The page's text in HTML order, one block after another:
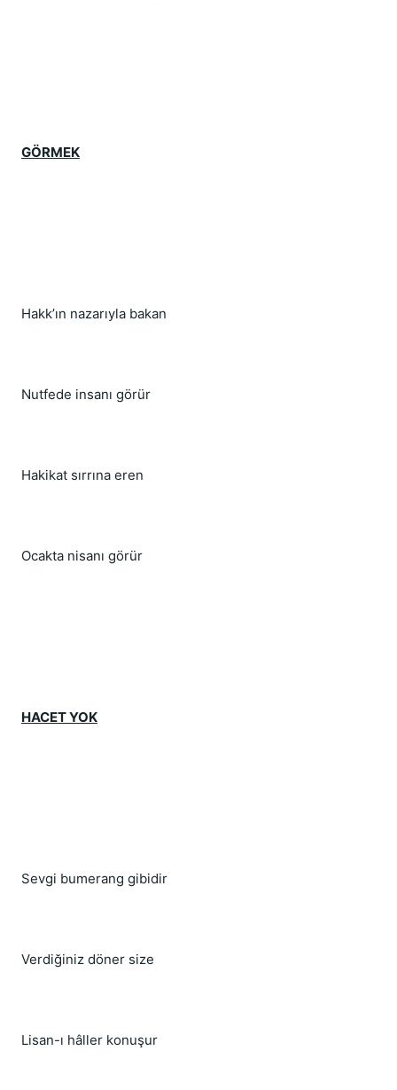
GÖRMEK
Hakk’ın nazarıyla bakan
Nutfede insanı görür
Hakikat sırrına eren
Ocakta nisanı görür
HACET YOK
Sevgi bumerang gibidir
Verdiğiniz döner size
Lisan-ı hâller konuşur